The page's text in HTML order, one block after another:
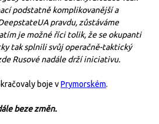
podstatně komplikovanější a
pravdu, zůstáváme
je možné říci tolik, že se okupanti
tak splnili svůj operačně-taktický
Rusové nadále drží iniciativu.
boje vPrymorském.
beze změn.